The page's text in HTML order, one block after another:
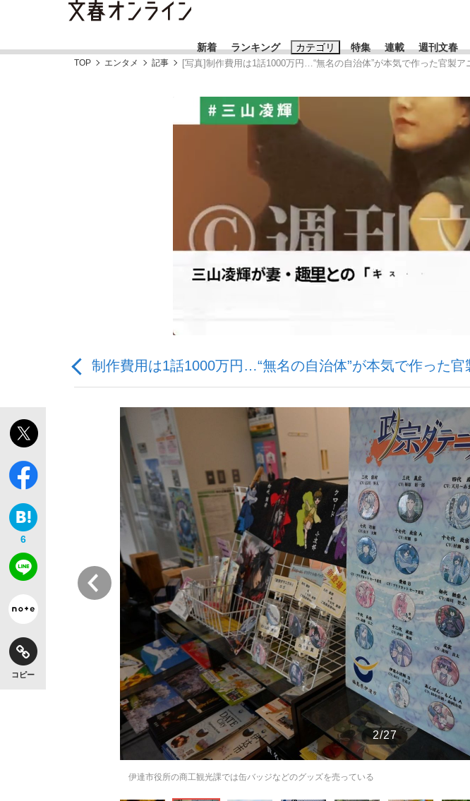
新着 ランキング カテゴリ
「90%は失敗する。でも…」本田圭佑が初めて明かした日本代表監督に...
「敗因分析は一切聞かれなかった」侍ジャパン選手が証言した“NPB聞...
「目標達成できなかったからと言って…」サッカー日本代表・森保一監督...
も
特集
キングの誕生を、目撃せよ。
the Style
も
連載 週刊文春
おすすめのキーワードタグ一覧
#高市早苗
TOP エンタメ 記事 [写真]制作費用は1話1000万円…“無名の自治体”が本気で作った官製ア
制作費用は1話1000万円…“無名の自治体”が本気で作った
6
コピー
2/27
伊達市役所の商工観光課では缶バッジなどのグッズを売っている
前